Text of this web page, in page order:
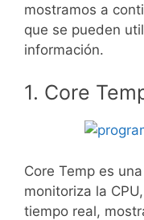
mostramos a
que se pueden
información.
1. Core
Core Temp es
monitoriza la
tiempo real,